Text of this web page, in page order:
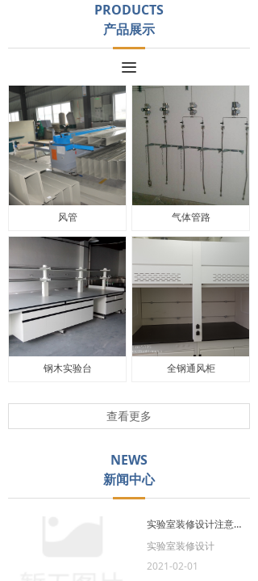
PRODUCTS
产品展示
风管 气体管路
钢木实验台 全钢通风柜
查看更多
NEWS
新闻中心
实验室装修设计注意事项
实验室装修设计
2021-02-01
끀